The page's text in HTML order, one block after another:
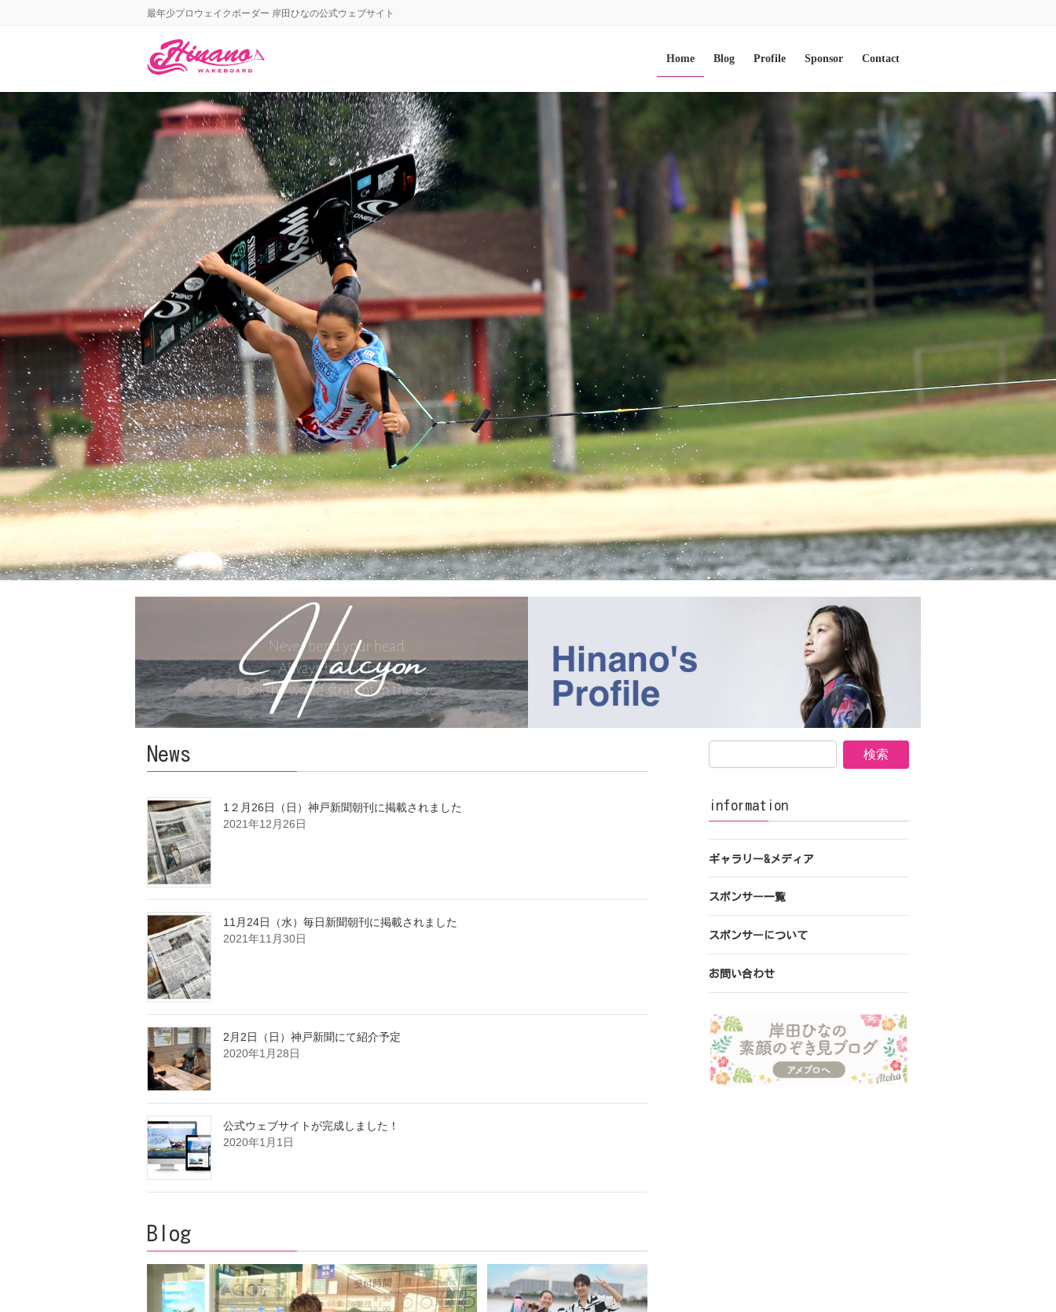
最年少プロウェイクボーダー 岸田ひなの公式ウェブサイト
Home Blog Profile Sponsor Contact
News
1２月26日（日）神戸新聞朝刊に掲載されました
2021年12月26日
11月24日（水）毎日新聞朝刊に掲載されました
2021年11月30日
2月2日（日）神戸新聞にて紹介予定
2020年1月28日
公式ウェブサイトが完成しました！
2020年1月1日
Blog
information
ギャラリー&メディア
スポンサー一覧
スポンサーについて
お問い合わせ